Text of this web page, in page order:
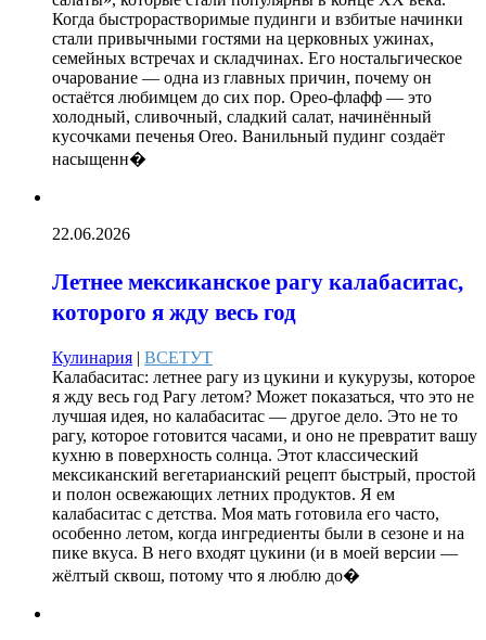
Когда быстрорастворимые пудинги и взбитые начинки
стали привычными гостями на церковных ужинах,
семейных встречах и складчинах. Его ностальгическое
очарование — одна из главных причин, почему он
остаётся любимцем до сих пор. Орео-флафф — это
холодный, сливочный, сладкий салат, начинённый
кусочками печенья Oreo. Ванильный пудинг создаёт
насыщенн�
22.06.2026
Летнее мексиканское рагу калабаситас,
которого я жду весь год
Кулинария | ВСЕТУТ
Калабаситас: летнее рагу из цукини и кукурузы, которое
я жду весь год Рагу летом? Может показаться, что это не
лучшая идея, но калабаситас — другое дело. Это не то
рагу, которое готовится часами, и оно не превратит вашу
кухню в поверхность солнца. Этот классический
мексиканский вегетарианский рецепт быстрый, простой
и полон освежающих летних продуктов. Я ем
калабаситас с детства. Моя мать готовила его часто,
особенно летом, когда ингредиенты были в сезоне и на
пике вкуса. В него входят цукини (и в моей версии —
жёлтый сквош, потому что я люблю до�